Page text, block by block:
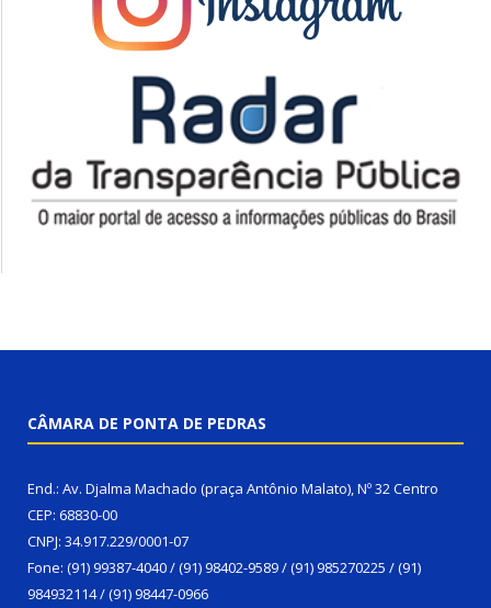
CÂMARA DE PONTA DE PEDRAS
End.: Av. Djalma Machado (praça Antônio Malato), Nº 32 Centro
CEP: 68830-00
CNPJ: 34.917.229/0001-07
Fone: (91) 99387-4040 / (91) 98402-9589 / (91) 985270225 / (91)
984932114 / (91) 98447-0966